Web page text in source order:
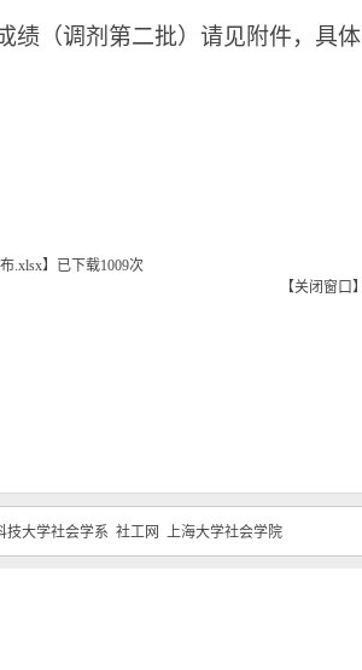
绩（调剂第二批）请见附件，具体
.xlsx】 已下载1009次
【关闭窗口 】
技大学社会学系 社工网 上海大学社会学院